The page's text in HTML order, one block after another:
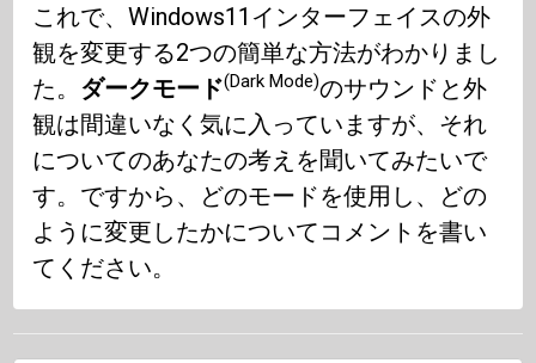
これで、Windows11インターフェイスの外
観を変更する2つの簡単な方法がわかりまし
た。 ダークモード(Dark Mode)のサウンドと外
観は間違いなく気に入っていますが、それ
についてのあなたの考えを聞いてみたいで
す。ですから、どのモードを使用し、どの
ように変更したかについてコメントを書い
てください。